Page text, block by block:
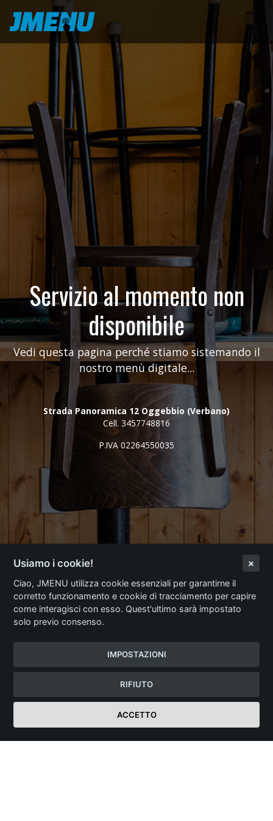
Servizio al momento non
disponibile
Vedi questa pagina perché stiamo sistemando il
nostro menù digitale...
Strada Panoramica 12 Oggebbio (Verbano)
Cell. 3457748816
P.IVA 02264550035
Usiamo i cookie!
Ciao, JMENU utilizza cookie essenziali per garantirne il
corretto funzionamento e cookie di tracciamento per capire
come interagisci con esso. Quest'ultimo sarà impostato
solo previo consenso.
IMPOSTAZIONI
RIFIUTO
ACCETTO